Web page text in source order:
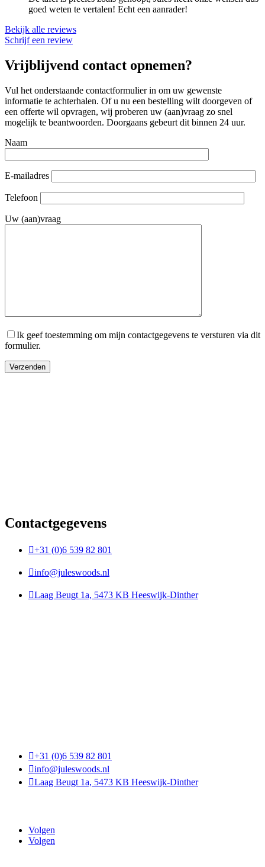
goed weten te vertalen! Echt een aanrader!
Bekijk alle reviews
Schrijf een review
Vrijblijvend contact opnemen?
Vul het onderstaande contactformulier in om uw gewenste
informatie te achterhalen. Of u nu een bestelling wilt doorgeven of
een offerte wil opvragen, wij proberen uw (aan)vraag zo snel
mogelijk te beantwoorden. Doorgaans gebeurt dit binnen 24 uur.
Naam
E-mailadres
Telefoon
Uw (aan)vraag
Ik geef toestemming om mijn contactgegevens te versturen via dit
formulier.
Verzenden
Contactgegevens
+31 (0)6 539 82 801
info@juleswoods.nl
Laag Beugt 1a, 5473 KB Heeswijk-Dinther
+31 (0)6 539 82 801
info@juleswoods.nl
Laag Beugt 1a, 5473 KB Heeswijk-Dinther
Volgen
Volgen